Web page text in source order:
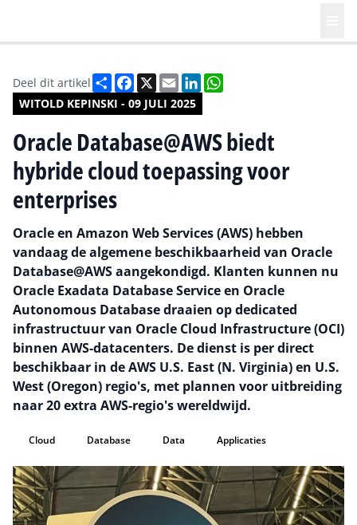
WITOLD KEPINSKI - 09 JULI 2025
Deel dit artikel DeelFacebook
X EmailLinkedIn
Oracle Database@AWS biedt
hybride cloud toepassing voor
enterprises
Oracle en Amazon Web Services (AWS) hebben
vandaag de algemene beschikbaarheid van Oracle
Database@AWS aangekondigd. Klanten kunnen nu
Oracle Exadata Database Service en Oracle
Autonomous Database draaien op dedicated
infrastructuur van Oracle Cloud Infrastructure (OCI)
binnen AWS-datacenters. De dienst is per direct
beschikbaar in de AWS U.S. East (N. Virginia) en U.S.
West (Oregon) regio's, met plannen voor uitbreiding
naar 20 extra AWS-regio's wereldwijd.
Cloud Database Data Applicaties